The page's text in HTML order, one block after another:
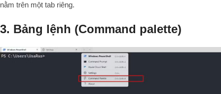
nằm trên một tab riêng.
3. Bảng lệnh (Command palette)